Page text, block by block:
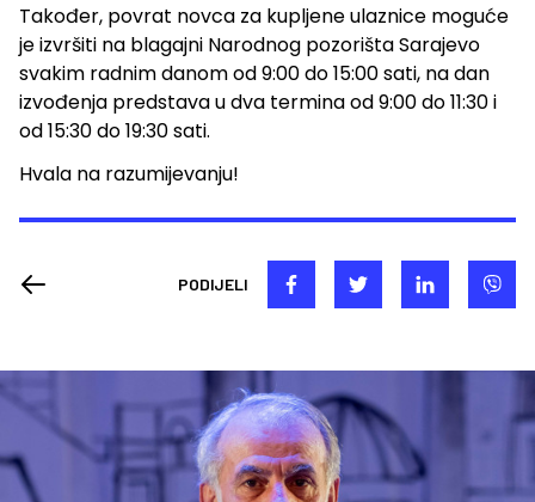
Također, povrat novca za kupljene ulaznice moguće
je izvršiti na blagajni Narodnog pozorišta Sarajevo
svakim radnim danom od 9:00 do 15:00 sati, na dan
izvođenja predstava u dva termina od 9:00 do 11:30 i
od 15:30 do 19:30 sati.
Hvala na razumijevanju!
PODIJELI